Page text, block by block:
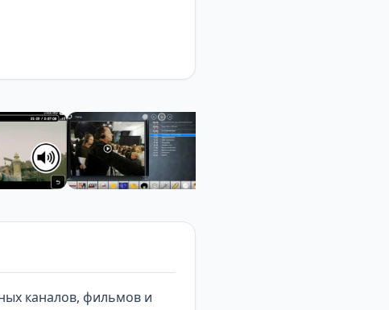
каналов, фильмов и